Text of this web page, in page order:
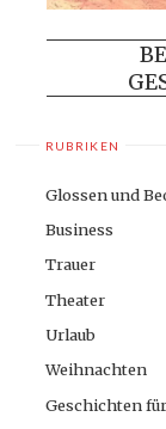
RUBRIKEN
Glossen und
Business
Trauer
Theater
Urlaub
Weihnachten
Geschichten